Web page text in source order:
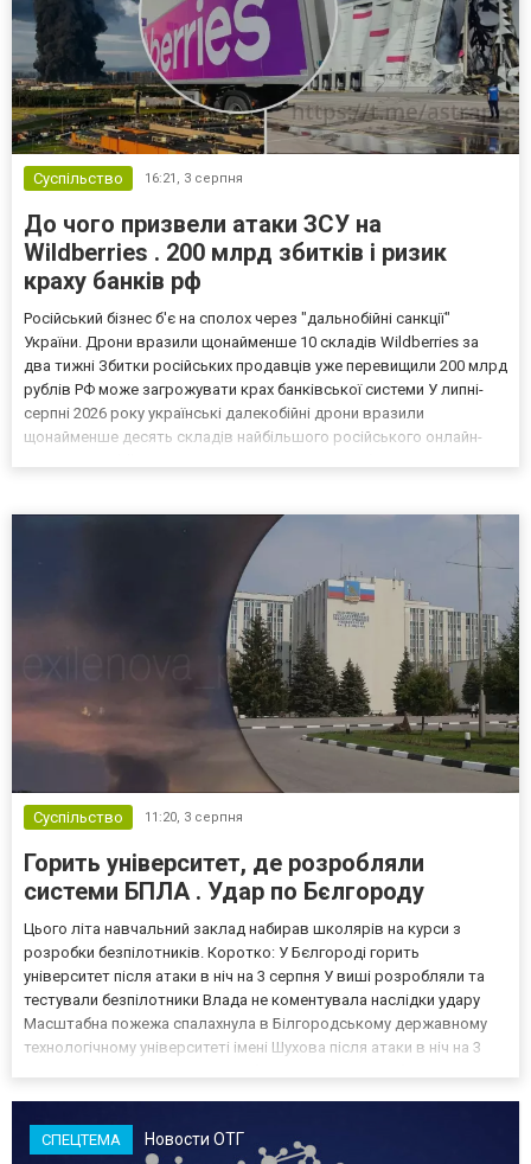
Суспільство 16:21, 3 серпня
До чого призвели атаки ЗСУ на
Wildberries . 200 млрд збитків і ризик
краху банків рф
Російський бізнес б'є на сполох через "дальнобійні санкції"
України. Дрони вразили щонайменше 10 складів Wildberries за
два тижні Збитки російських продавців уже перевищили 200 млрд
рублів РФ може загрожувати крах банківської системи У липні-
серпні 2026 року українські далекобійні дрони вразили
щонайменше десять складів найбільшого російського онлайн-
Суспільство 11:20, 3 серпня
Горить університет, де розробляли
системи БПЛА . Удар по Бєлгороду
Цього літа навчальний заклад набирав школярів на курси з
розробки безпілотників. Коротко: У Бєлгороді горить
університет після атаки в ніч на 3 серпня У виші розробляли та
тестували безпілотники Влада не коментувала наслідки удару
Масштабна пожежа спалахнула в Білгородському державному
технологічному університеті імені Шухова після атаки в ніч на 3
СПЕЦТЕМА Новости ОТГ